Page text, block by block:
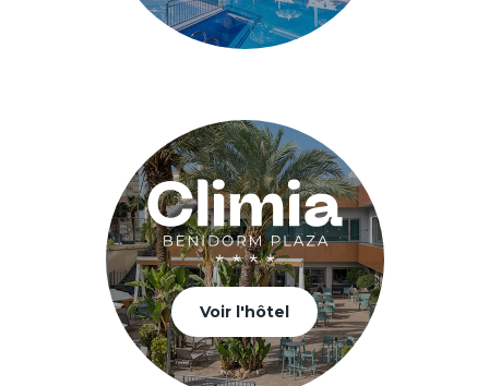
Voir l'hôtel